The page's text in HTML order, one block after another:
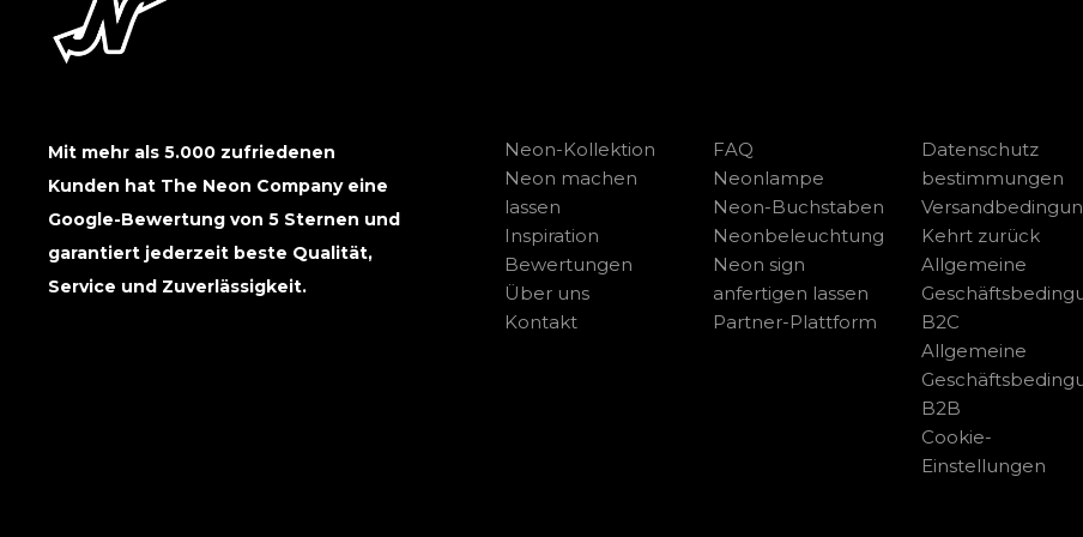
Mit mehr als 5.000 zufriedenen
Kunden hat The Neon Company eine
Google-Bewertung von 5 Sternen und
garantiert jederzeit beste Qualität,
Service und Zuverlässigkeit.
Neon-Kollektion
Neon machen
lassen
Inspiration
Bewertungen
Über uns
Kontakt
FAQ
Neonlampe
Neon-Buchstaben
Neonbeleuchtung
Neon sign
anfertigen lassen
Partner-Plattform
Datenschutz
bestimmungen
Kehrt zurück
Allgemeine
B2C
Allgemeine
B2B
Cookie-
Einstellungen